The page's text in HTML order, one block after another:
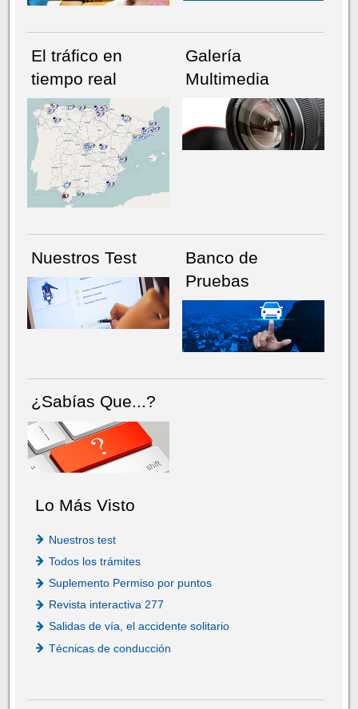
NÚMERO ACTUALHEMEROTECA
El tráfico en
tiempo real
Galería
Multimedia
Nuestros Test
Banco de
Pruebas
¿Sabías Que...?
Lo Más Visto
Nuestros test
Todos los trámites
Suplemento Permiso por puntos
Revista interactiva 277
Salidas de vía, el accidente solitario
Técnicas de conducción